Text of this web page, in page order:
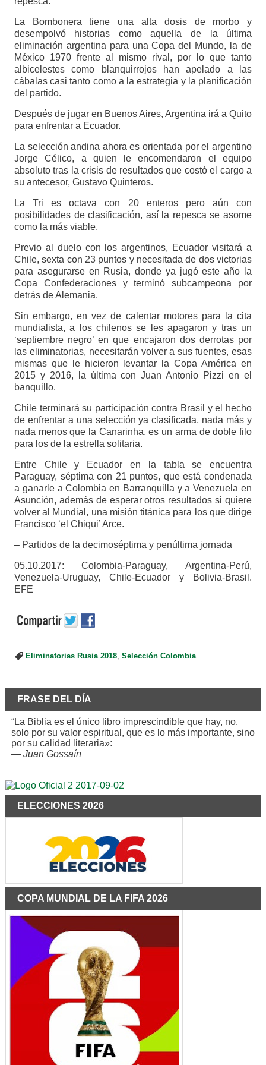
La Bombonera tiene una alta dosis de morbo y
desempolvó historias como aquella de la última
eliminación argentina para una Copa del Mundo, la de
México 1970 frente al mismo rival, por lo que tanto
albicelestes como blanquirrojos han apelado a las
cábalas casi tanto como a la estrategia y la planificación
del partido.
Después de jugar en Buenos Aires, Argentina irá a Quito
para enfrentar a Ecuador.
La selección andina ahora es orientada por el argentino
Jorge Célico, a quien le encomendaron el equipo
absoluto tras la crisis de resultados que costó el cargo a
su antecesor, Gustavo Quinteros.
La Tri es octava con 20 enteros pero aún con
posibilidades de clasificación, así la repesca se asome
como la más viable.
Previo al duelo con los argentinos, Ecuador visitará a
Chile, sexta con 23 puntos y necesitada de dos victorias
para asegurarse en Rusia, donde ya jugó este año la
Copa Confederaciones y terminó subcampeona por
detrás de Alemania.
Sin embargo, en vez de calentar motores para la cita
mundialista, a los chilenos se les apagaron y tras un
‘septiembre negro’ en que encajaron dos derrotas por
las eliminatorias, necesitarán volver a sus fuentes, esas
mismas que le hicieron levantar la Copa América en
2015 y 2016, la última con Juan Antonio Pizzi en el
banquillo.
Chile terminará su participación contra Brasil y el hecho
de enfrentar a una selección ya clasificada, nada más y
nada menos que la Canarinha, es un arma de doble filo
para los de la estrella solitaria.
Entre Chile y Ecuador en la tabla se encuentra
Paraguay, séptima con 21 puntos, que está condenada
a ganarle a Colombia en Barranquilla y a Venezuela en
Asunción, además de esperar otros resultados si quiere
volver al Mundial, una misión titánica para los que dirige
Francisco ‘el Chiqui’ Arce.
– Partidos de la decimoséptima y penúltima jornada
05.10.2017: Colombia-Paraguay, Argentina-Perú,
Venezuela-Uruguay, Chile-Ecuador y Bolivia-Brasil.
EFE
Eliminatorias Rusia 2018, Selección Colombia
FRASE DEL DÍA
“La Biblia es el único libro imprescindible que hay, no.
solo por su valor espiritual, que es lo más importante, sino
por su calidad literaria»:
— Juan Gossaín
ELECCIONES 2026
COPA MUNDIAL DE LA FIFA 2026